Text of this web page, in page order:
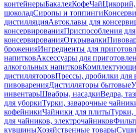
контейнерыБакалеяКофеЧайЦикорий,
шоколадСиропы и топпинги
дистилляцияАвтоклавы для
консервированияПриспособления для
консервированияОткрывалки
броженияИнгредиенты для
напитковАксессуары для
алкогольных напитков
дистилляторовПрессы, дробилки для
пивоваренияДистилляторы бытовые
инвентарьШвабры, насадкиВедра,
для уборкиТурки, заварочные
кофейникиЧайники для плитыТурки,
для чайников, электрочайников
кувшиныХозяйственные товары